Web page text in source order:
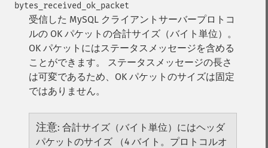
bytes_received_ok_packet
受信した MySQL クライアントサーバープロトコ
ルの OK パケットの合計サイズ（バイト単位）。
OK パケットにはステータスメッセージを含める
ことができます。 ステータスメッセージの長さ
は可変であるため、OK パケットのサイズは固定
ではありません。
注意: 合計サイズ（バイト単位）にはヘッダ
パケットのサイズ （4 バイト。プロトコルオ